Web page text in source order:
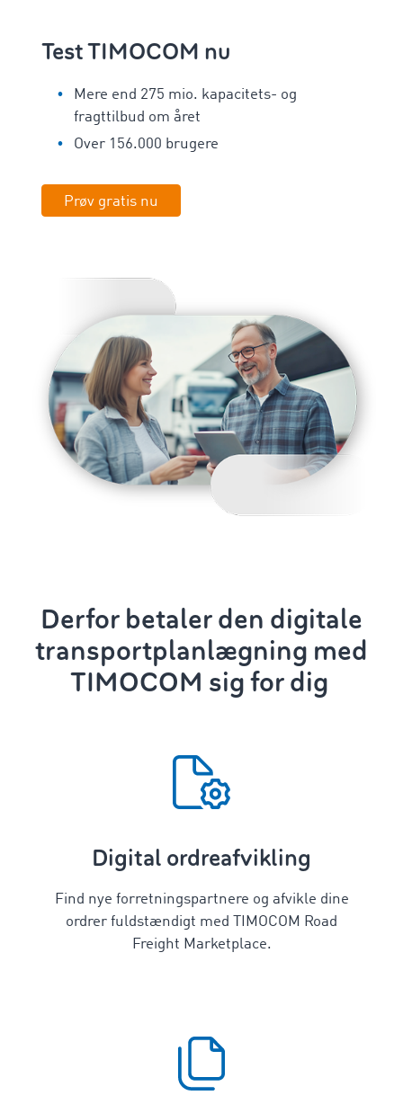
Test TIMOCOM nu
Mere end 275 mio. kapacitets- og
fragttilbud om året
Over 156.000 brugere
Prøv gratis nu
Derfor betaler den digitale
transportplanlægning med
TIMOCOM sig for dig
Digital ordreafvikling
Find nye forretningspartnere og afvikle dine
ordrer fuldstændigt med TIMOCOM Road
Freight Marketplace.